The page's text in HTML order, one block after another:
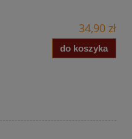
34,90 zł
do koszyka